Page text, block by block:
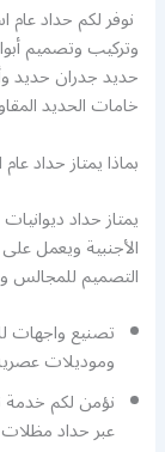
نوفر لكم حداد
وتركيب وتصميم
حديد جدران حديد
خامات الحديد
بماذا يمتاز حداد
يمتاز حداد
الأجنبية ويعمل
التصميم للمجالس
تصنيع واجهات
وموديلات
نؤمن لكم
عبر حداد